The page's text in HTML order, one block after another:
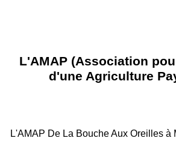
L'AMAP (Association
d'une Agriculture
L'AMAP De La Bouche Aux Oreilles à